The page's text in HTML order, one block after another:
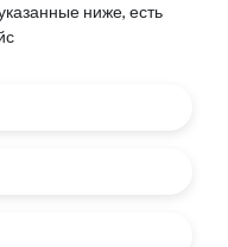
ниже, есть